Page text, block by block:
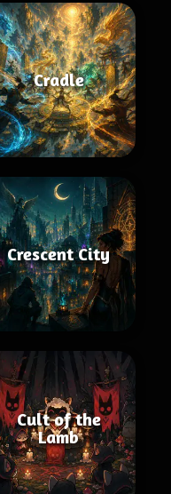
Cradle
Crescent City
Cult of the
Lamb